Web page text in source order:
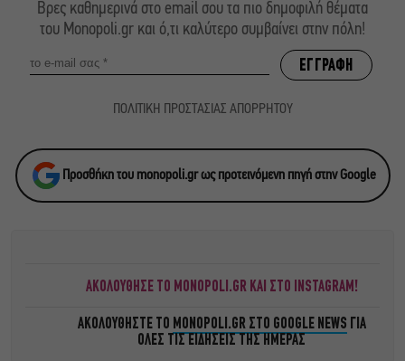
Βρες καθημερινά στο email σου τα πιο δημοφιλή θέματα
του Monopoli.gr και ό,τι καλύτερο συμβαίνει στην πόλη!
ΠΟΛΙΤΙΚΗ ΠΡΟΣΤΑΣΙΑΣ ΑΠΟΡΡΗΤΟΥ
Προσθήκη του monopoli.gr ως προτεινόμενη πηγή στην Google
ΑΚΟΛΟΥΘΗΣΕ ΤΟ MONOPOLI.GR ΚΑΙ ΣΤΟ INSTAGRAM!
ΑΚΟΛΟΥΘΗΣΤΕ ΤΟ MONOPOLI.GR ΣΤΟ GOOGLE NEWS ΓΙΑ
ΟΛΕΣ ΤΙΣ ΕΙΔΗΣΕΙΣ ΤΗΣ ΗΜΕΡΑΣ